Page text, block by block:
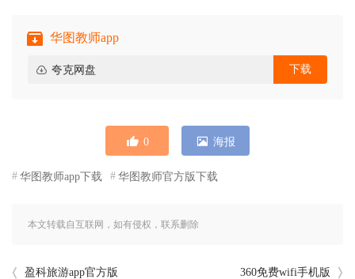
华图教师app
夸克网盘 下载
0 海报
华图教师app下载 华图教师官方版下载
本文转载自互联网，如有侵权，联系删除
盈科旅游app官方版 360免费wifi手机版